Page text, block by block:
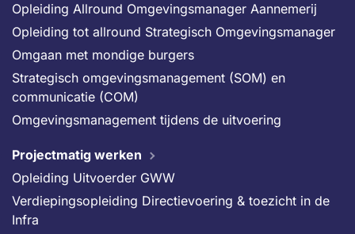
Opleiding Allround Omgevingsmanager Aannemerij
Opleiding tot allround Strategisch Omgevingsmanager
Omgaan met mondige burgers
Strategisch omgevingsmanagement (SOM) en
communicatie (COM)
Omgevingsmanagement tijdens de uitvoering
Projectmatig werken
Opleiding Uitvoerder GWW
Verdiepingsopleiding Directievoering & toezicht in de
Infra